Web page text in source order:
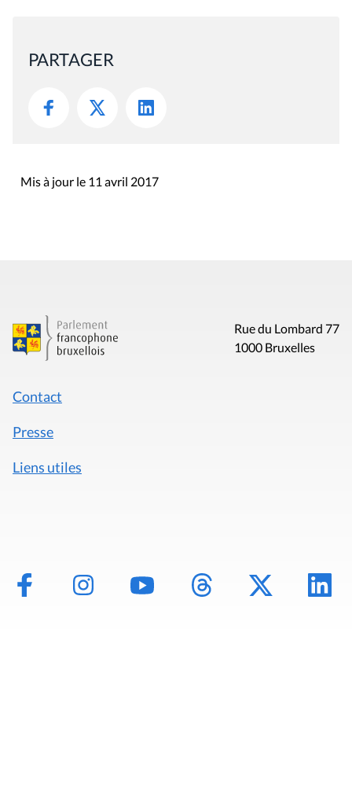
PARTAGER
Mis à jour le 11 avril 2017
Rue du Lombard 77
1000 Bruxelles
Contact
Presse
Liens utiles